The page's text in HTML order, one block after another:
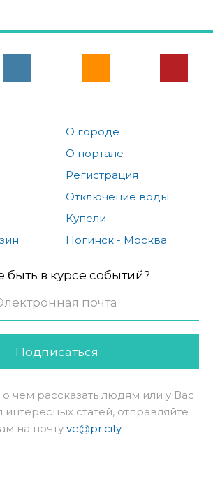
О городе
О портале
Регистрация
Отключение воды
Купели
Ногинск - Москва
быть в курсе событий?
Подписаться
о чем рассказать людям или у Вас
интересных статей, отправляйте
на почту ve@pr.city